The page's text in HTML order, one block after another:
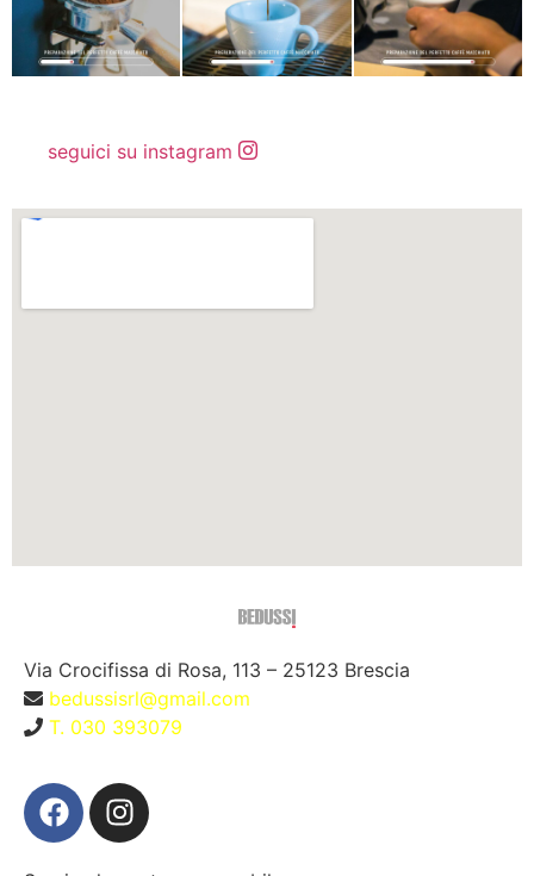
seguici su instagram
Via Crocifissa di Rosa, 113 – 25123 Brescia
bedussisrl@gmail.com
T. 030 393079